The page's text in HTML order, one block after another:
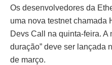
Os desenvolvedores da
uma nova testnet chamada
Devs Call na quinta-feira. A
duração” deve ser lançada
de março.